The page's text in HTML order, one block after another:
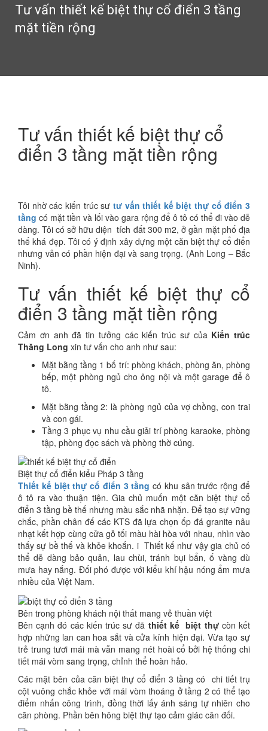
Tư vấn thiết kế biệt thự cổ điển 3 tầng
mặt tiền rộng
Tư vấn thiết kế biệt thự cổ
điển 3 tầng mặt tiền rộng
Tôi nhờ các kiến trúc sư tư vấn thiết kế biệt thự cổ điển 3
tầng có mặt tiền và lối vào gara rộng để ô tô có thể đi vào dễ
dàng. Tôi có sở hữu diện tích đất 300 m2, ở gần mặt phố địa
thế khá đẹp. Tôi có ý định xây dựng một căn biệt thự cổ điển
nhưng vẫn có phần hiện đại và sang trọng. (Anh Long – Bắc
Ninh).
Tư vấn thiết kế biệt thự cổ
điển 3 tầng mặt tiền rộng
Cảm ơn anh đã tin tưởng các kiến trúc sư của Kiến trúc
Thăng Long xin tư vấn cho anh như sau:
Mặt bằng tầng 1 bố trí: phòng khách, phòng ăn, phòng
bếp, một phòng ngủ cho ông nội và một garage để ô
tô.
Mặt bằng tầng 2: là phòng ngủ của vợ chồng, con trai
và con gái.
Tầng 3 phục vụ nhu cầu giải trí phòng karaoke, phòng
tập, phòng đọc sách và phòng thờ cúng.
Biệt thự cổ điển kiểu Pháp 3 tầng
Thiết kế biệt thự cổ điển 3 tầng có khu sân trước rộng để
ô tô ra vào thuận tiện. Gia chủ muốn một căn biệt thự cổ
điển 3 tầng bề thế nhưng màu sắc nhã nhặn. Để tạo sự vững
chắc, phần chân đế các KTS đã lựa chọn ốp đá granite nâu
nhạt kết hợp cùng cửa gỗ tối màu hài hòa với nhau, nhìn vào
thấy sự bề thế và khỏe khoắn. i Thiết kế như vậy gia chủ có
thể dễ dàng bảo quản, lau chùi, tránh bụi bẩn, ố vàng dù
mưa hay nắng. Đối phó được với kiểu khí hậu nóng ẩm mưa
nhiều của Việt Nam.
Bên trong phòng khách nội thất mang vẻ thuần việt
Bên cạnh đó các kiến trúc sư đã thiết kế biệt thựcòn kết
hợp những lan can hoa sắt và cửa kính hiện đại. Vừa tạo sự
trẻ trung tươi mái mà vẫn mang nét hoài cổ bởi hệ thống chi
tiết mái vòm sang trọng, chỉnh thể hoàn hảo.
Các mặt bên của căn biệt thự cổ điển 3 tầng có chi tiết trụ
cột vuông chắc khỏe với mái vòm thoáng ở tầng 2 có thể tạo
điểm nhấn công trình, đồng thời lấy ánh sáng tự nhiên cho
căn phòng. Phần bên hông biệt thự tạo cảm giác cân đối.